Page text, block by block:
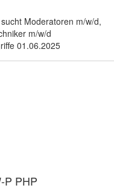
Moderatoren m/w/d,
m/w/d
01.06.2025
P PHP